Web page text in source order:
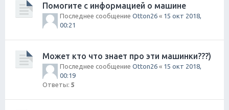
Помогите с информацией о машине
Последнее сообщение Otton26 « 15 окт 2018,
00:21
Может кто что знает про эти машинки???)
Последнее сообщение Otton26 « 15 окт 2018,
00:19
Ответы: 5